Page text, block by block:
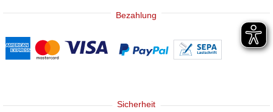
Bezahlung
Sicherheit